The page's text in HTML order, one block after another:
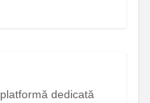
dedicată